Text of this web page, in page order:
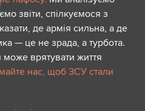
звіти, спілкуємося з
де армія сильна, а де
— це не зрада, а турбота.
врятувати життя
нас, щоб ЗСУ стали